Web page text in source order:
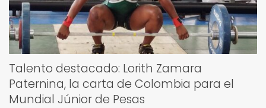
Talento destacado: Lorith Zamara
Paternina, la carta de Colombia para el
Mundial Júnior de Pesas